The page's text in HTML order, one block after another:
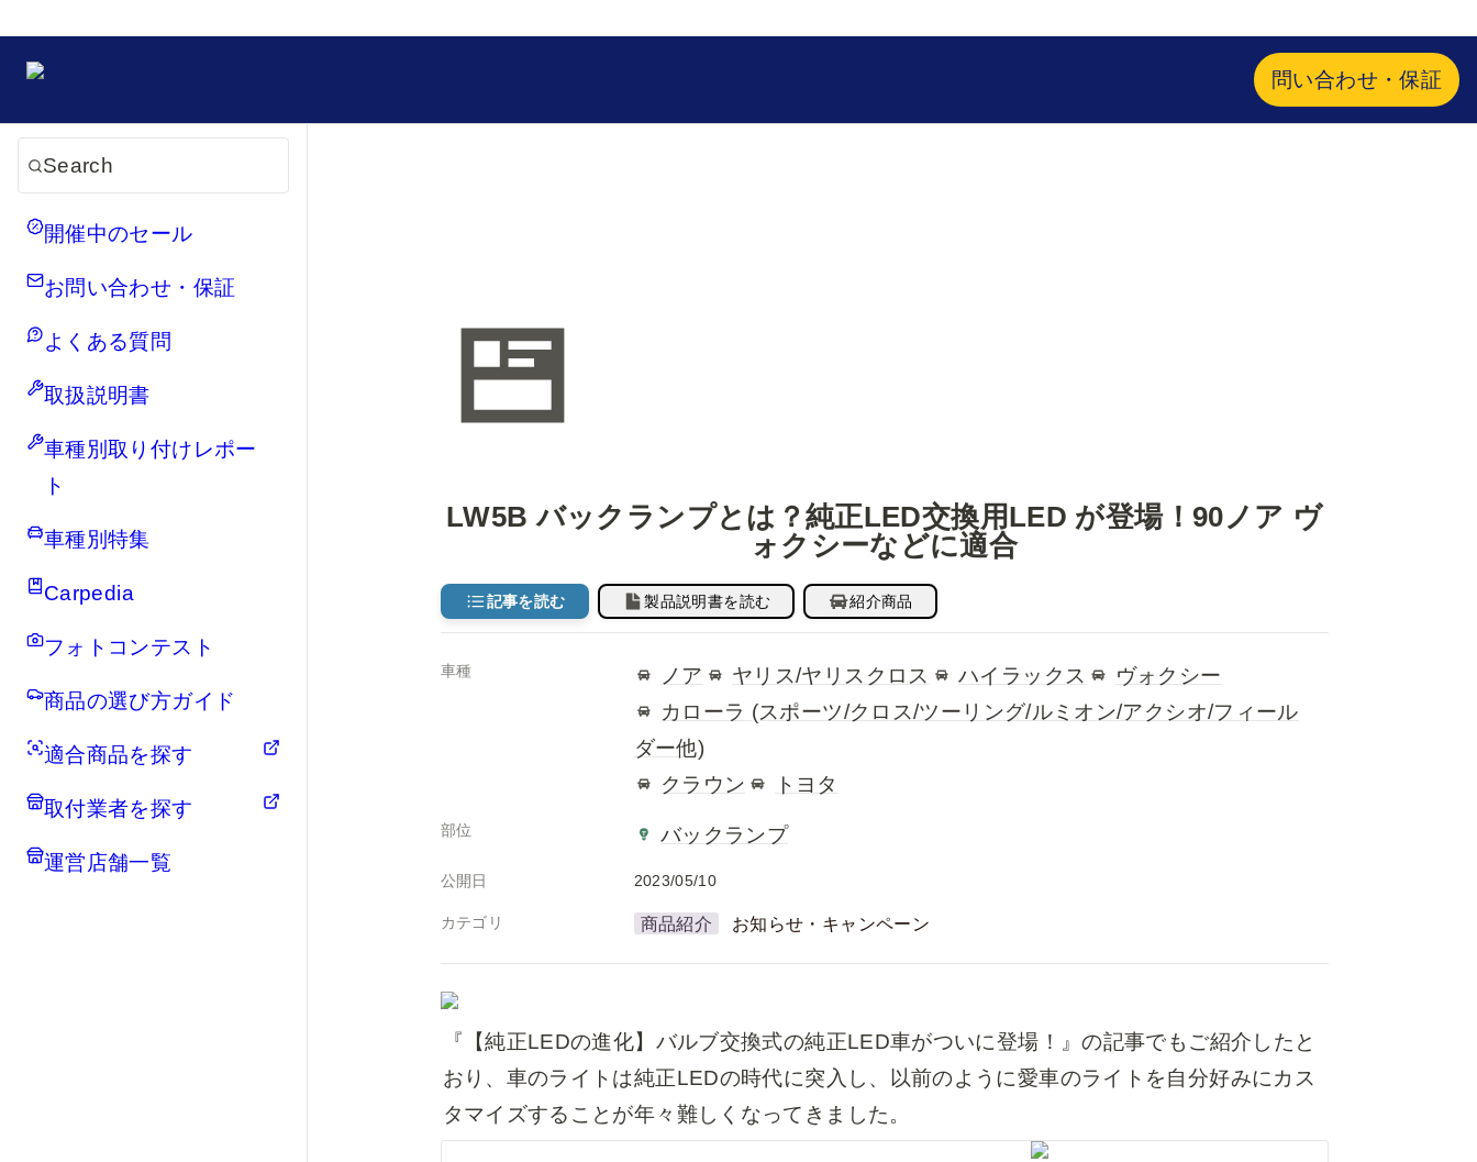
問い合わせ・保証
Search
開催中のセール
お問い合わせ・保証
よくある質問
取扱説明書
車種別取り付けレポー
ト
車種別特集
Carpedia
フォトコンテスト
商品の選び方ガイド
適合商品を探す
取付業者を探す
運営店舗一覧
LW5B バックランプとは？純正LED交換用LED が登場！90ノア ヴ
ォクシーなどに適合
記事を読む 製品説明書を読む 紹介商品
車種 ノア ヤリス/ヤリスクロス ハイラックス
ヴォクシー
カローラ (スポーツ/クロス/ツーリング/ルミオン/アクシオ/フィール
ダー他)
クラウン
トヨタ
部位 バックランプ
公開日 2023/05/10
カテゴリ 商品紹介 お知らせ・キャンペーン
『【純正LEDの進化】バルブ交換式の純正LED車がついに登場！』の記事でもご紹介したと
おり、車のライトは純正LEDの時代に突入し、以前のように愛車のライトを自分好みにカス
タマイズすることが年々難しくなってきました。